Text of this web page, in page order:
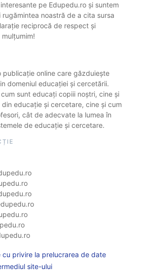
pe Edupedu.ro și suntem
noastră de a cita sursa
reciprocă de respect și
mulțumim!
publicație online care găzduiește
domeniul educației și cercetării.
sunt educați copiii noștri, cine și
educație și cercetare, cine și cum
cât de adecvate la lumea în
de educație și cercetare.
cu privire la prelucrarea de date
site-ului